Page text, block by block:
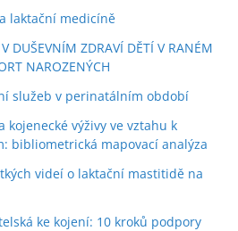
laktační medicíně
DUŠEVNÍM ZDRAVÍ DĚTÍ V RANÉM
NAROZENÝCH
služeb v perinatálním období
kojenecké výživy ve vztahu k
bibliometrická mapovací analýza
videí o laktační mastitidě na
ke kojení: 10 kroků podpory